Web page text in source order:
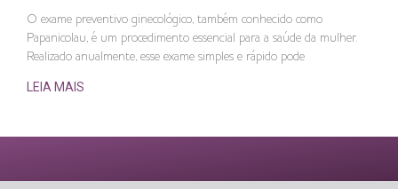
O exame preventivo ginecológico, também conhecido como
Papanicolau, é um procedimento essencial para a saúde da mulher.
Realizado anualmente, esse exame simples e rápido pode
LEIA MAIS